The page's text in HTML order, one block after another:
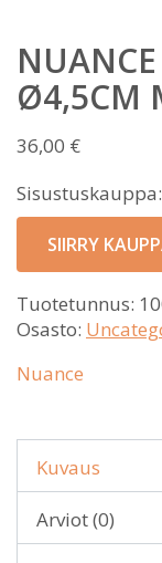
Ø4,5CM
36,00 €
Sisustuskauppa:
SIIRRY
Tuotetunnus:
Osasto:
Nuance
Kuvaus
Arviot (0)